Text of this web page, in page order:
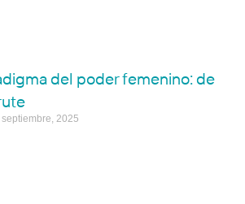
del poder femenino: de
septiembre, 2025